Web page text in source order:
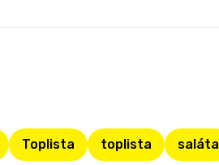
Toplista toplista saláta